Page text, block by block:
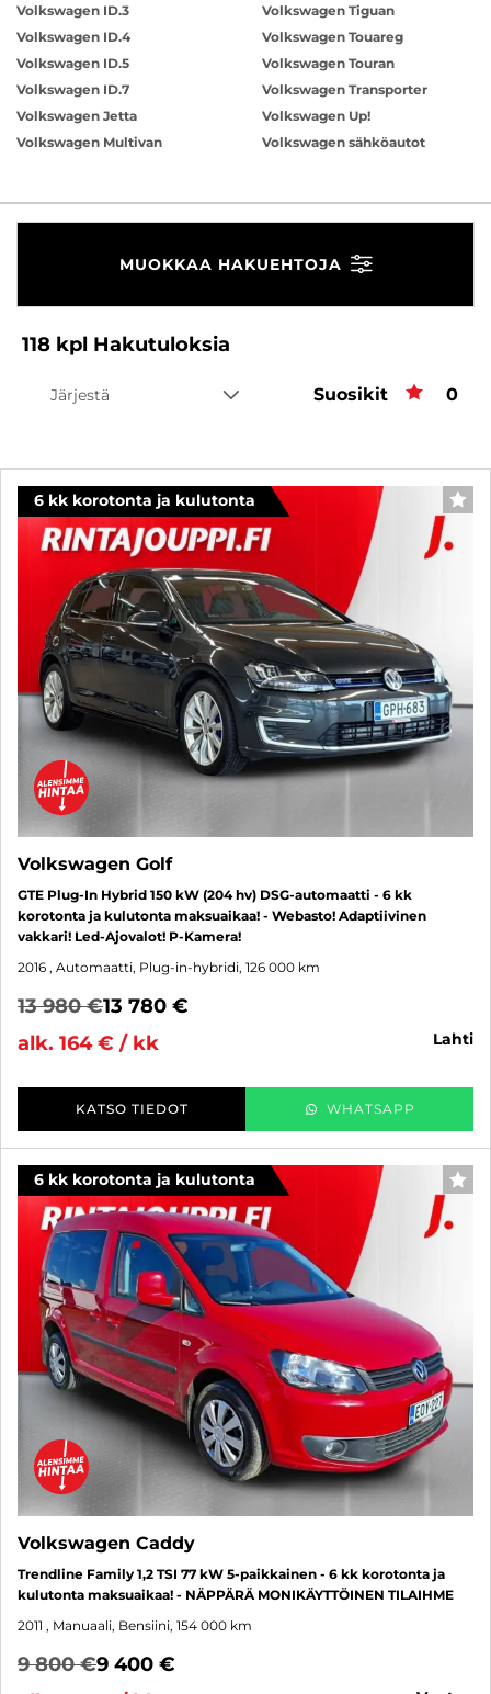
Volkswagen ID.3
Volkswagen ID.4
Volkswagen ID.5
Volkswagen ID.7
Volkswagen Jetta
Volkswagen Multivan
Volkswagen Tiguan
Volkswagen Touareg
Volkswagen Touran
Volkswagen Transporter
Volkswagen Up!
Volkswagen sähköautot
MUOKKAA HAKUEHTOJA
118 kpl Hakutuloksia
Järjestä Suosikit 0
6 kk korotonta ja kulutonta
Volkswagen Golf
GTE Plug-In Hybrid 150 kW (204 hv) DSG-automaatti - 6 kk
korotonta ja kulutonta maksuaikaa! - Webasto! Adaptiivinen
vakkari! Led-Ajovalot! P-Kamera!
2016 , Automaatti, Plug-in-hybridi, 126 000 km
13 980 €13 780 €
alk. 164 € / kk
lahti
KATSO TIEDOT WHATSAPP
6 kk korotonta ja kulutonta
Volkswagen Caddy
Trendline Family 1,2 TSI 77 kW 5-paikkainen - 6 kk korotonta ja
kulutonta maksuaikaa! - NÄPPÄRÄ MONIKÄYTTÖINEN TILAIHME
2011 , Manuaali, Bensiini, 154 000 km
9 800 €9 400 €